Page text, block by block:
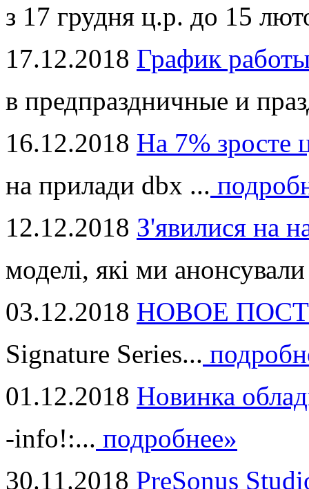
з 17 грудня ц.р. до 15
17.12.2018 График
в предпраздничные и
16.12.2018 На 7% зросте
на прилади dbx ...
12.12.2018 З'явилися на
моделі, які ми
03.12.2018 НОВОЕ
Signature Series...
01.12.2018 Новинка
-info!:... подробнее»
30.11.2018 PreSonus